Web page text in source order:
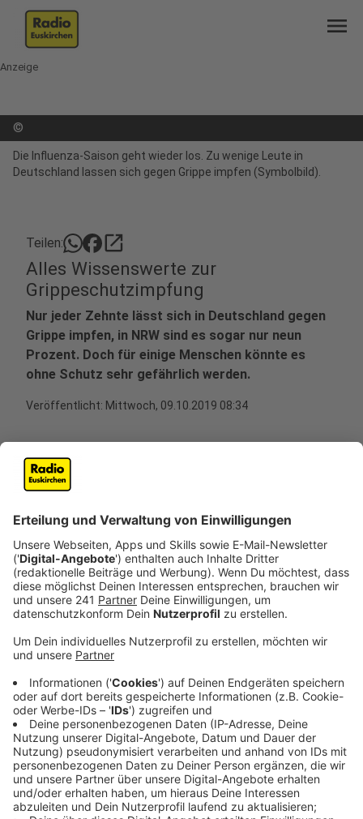
menu
Anzeige
©
Die Influenza-Saison geht wieder los. Zu wenige Leute in
Deutschland lassen sich gegen Grippe impfen (Symbolbild).
Teilen: open_in_new
Alles Wissenswerte zur
Grippeschutzimpfung
Nur jeder Zehnte lässt sich in Deutschland gegen
Grippe impfen, in NRW sind es sogar nur neun
Prozent. Doch für einige Menschen könnte es
ohne Schutz sehr gefährlich werden.
Veröffentlicht: Mittwoch, 09.10.2019 08:34
Saison ist unterwegs. Die Krankmeldungen in
Betrieben häufen sich wieder und damit - sollte man
meinen - auch die Zahlen der Grippeschutzimpfungen.
Das stimmt nur leider nicht.
Anzeige
Denn laut der Techniker Krankenkasse lässt sich
gerade einmal nur jeder Zehnte in Deutschland gegen
Grippe impfen. In Nordrhein-Westfalen sind es sogar
nur neun Prozent aller Bewohner. Viel zu wenig sagt
Susanne Glasmacher, Biologin und Pressesprecherin
beim Robert-Koch-Institut in Bochum. Wir klären mit
ihr ein paar grundlegende Fragen.